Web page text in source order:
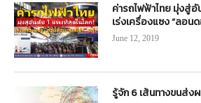
ค่ารถไฟฟ้าไทย มุ่งสู่
เร่งเครื่องแซง “ลอ
June 12, 2019
รู้จัก 6 เส้นทางขนส่ง